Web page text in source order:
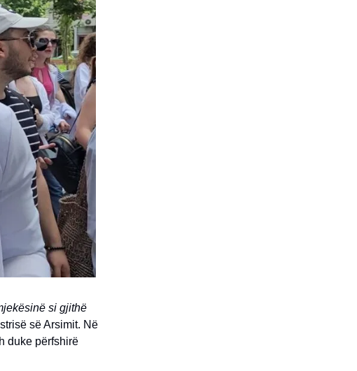
si gjithë
së Arsimit. Në
duke përfshirë